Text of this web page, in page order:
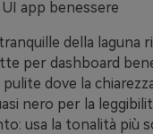
app benessere
della laguna
per dashboard
dove la
nero per la
usa la tonalità più